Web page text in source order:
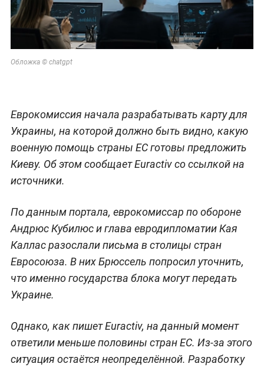
Обложка © chatgpt
Еврокомиссия начала разрабатывать карту для
Украины, на которой должно быть видно, какую
военную помощь страны ЕС готовы предложить
Киеву. Об этом сообщает Euractiv со ссылкой на
источники.
По данным портала, еврокомиссар по обороне
Андрюс Кубилюс и глава евродипломатии Кая
Каллас разослали письма в столицы стран
Евросоюза. В них Брюссель попросил уточнить,
что именно государства блока могут передать
Украине.
Однако, как пишет Euractiv, на данный момент
ответили меньше половины стран ЕС. Из-за этого
ситуация остаётся неопределённой. Разработку